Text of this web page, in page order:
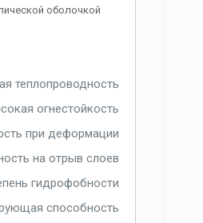
оболочкой
теплопроводность
огнестойкость
при деформации
на отрыв слоев
гидрофобности
способность